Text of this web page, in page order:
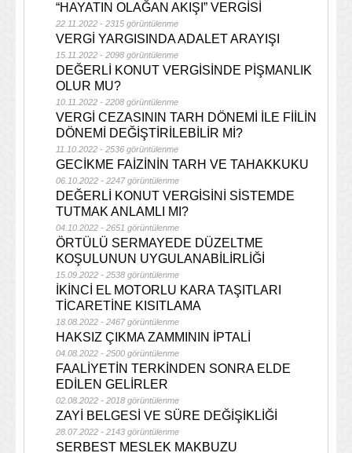
“HAYATIN OLAĞAN AKIŞI” VERGİSİ
22.11.2022 - 2315 görüntülenme
VERGİ YARGISINDA ADALET ARAYIŞI
15.11.2022 - 2098 görüntülenme
DEĞERLİ KONUT VERGİSİNDE PİŞMANLIK
OLUR MU?
10.11.2022 - 2208 görüntülenme
VERGİ CEZASININ TARH DÖNEMİ İLE FİİLİN
DÖNEMİ DEĞİŞTİRİLEBİLİR Mİ?
11.10.2022 - 2536 görüntülenme
GECİKME FAİZİNİN TARH VE TAHAKKUKU
06.10.2022 - 2247 görüntülenme
DEĞERLİ KONUT VERGİSİNİ SİSTEMDE
TUTMAK ANLAMLI MI?
04.10.2022 - 2651 görüntülenme
ÖRTÜLÜ SERMAYEDE DÜZELTME
KOŞULUNUN UYGULANABİLİRLİĞİ
15.09.2022 - 2538 görüntülenme
İKİNCİ EL MOTORLU KARA TAŞITLARI
TİCARETİNE KISITLAMA
18.08.2022 - 2467 görüntülenme
HAKSIZ ÇIKMA ZAMMININ İPTALİ
04.08.2022 - 2500 görüntülenme
FAALİYETİN TERKİNDEN SONRA ELDE
EDİLEN GELİRLER
02.08.2022 - 2018 görüntülenme
ZAYİ BELGESİ VE SÜRE DEĞİŞİKLİĞİ
28.07.2022 - 2143 görüntülenme
SERBEST MESLEK MAKBUZU